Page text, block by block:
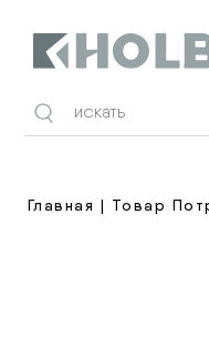
Главная | Товар